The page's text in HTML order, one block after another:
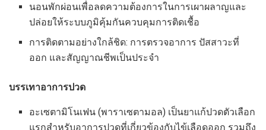
นอนพักผ่อนเพื่อลดความต้องการในการเผาผลาญและ
ปล่อยให้ระบบภูมิคุ้มกันควบคุมการติดเชื้อ
การติดตามอย่างใกล้ชิด: การตรวจอาการ ปัสสาวะที่
ออก และสัญญาณชีพเป็นประจำ
บรรเทาอาการปวด
อะเซตามิโนเฟน (พาราเซตามอล) เป็นยาแก้ปวดตัวเลือก
แรกสำหรับอาการปวดที่เกี่ยวข้องกับไข้เลือดออก รวมถึง